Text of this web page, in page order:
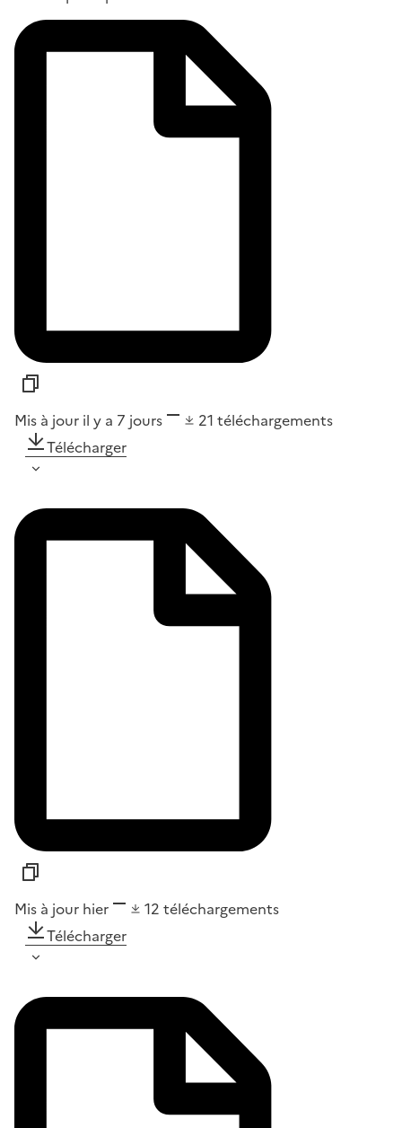
Mis à jour il y a 7 jours 21 téléchargements
Télécharger
Mis à jour hier 12 téléchargements
Télécharger